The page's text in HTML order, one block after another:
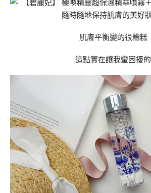
肌膚平衡變的很糟糕
這點實在讓我蠻困擾的